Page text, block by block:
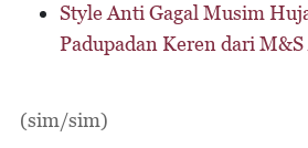
Style Anti Gagal Musim
Padupadan Keren dari
(sim/sim)